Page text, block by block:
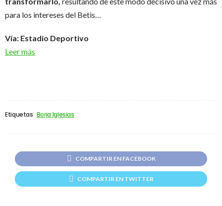
para los intereses del Betis…
Vía: Estadio Deportivo
Leer más
Etiquetas Borja Iglesias
COMPARTIR EN FACEBOOK
COMPARTIR EN TWITTER